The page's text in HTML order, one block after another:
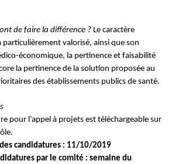
de faire la différence ? Le caractère
valorisé, ainsi que son
économique, la pertinence et faisabilité
la pertinence de la solution proposée au
des établissements publics de santé.
pour l’appel à projets est téléchargeable sur
candidatures : 11/10/2019
par le comité : semaine du